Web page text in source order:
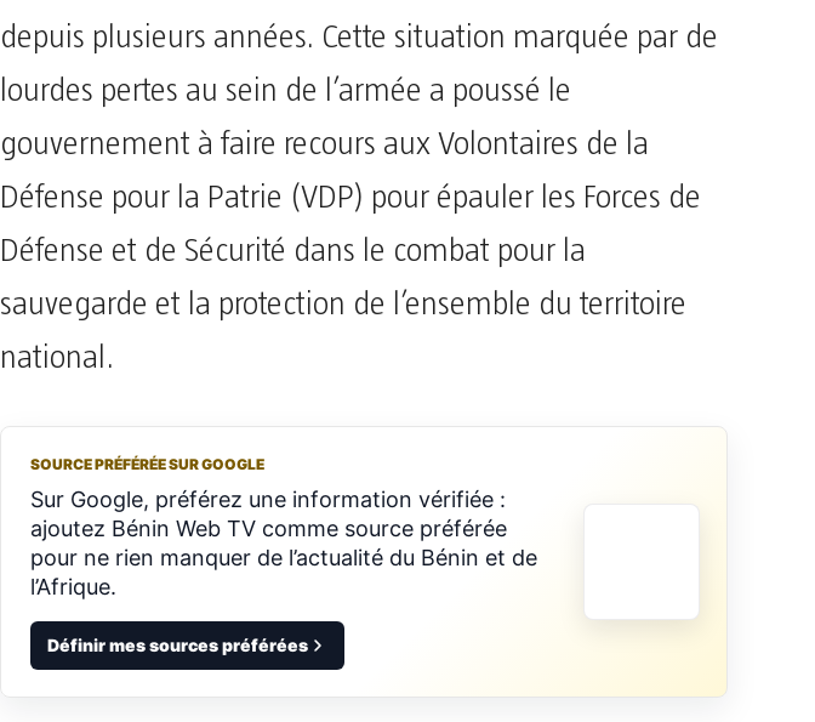
depuis plusieurs années. Cette situation marquée par de
lourdes pertes au sein de l’armée a poussé le
gouvernement à faire recours aux Volontaires de la
Défense pour la Patrie (VDP) pour épauler les Forces de
Défense et de Sécurité dans le combat pour la
sauvegarde et la protection de l’ensemble du territoire
national.
SOURCE PRÉFÉRÉE SUR GOOGLE
Sur Google, préférez une information vérifiée :
ajoutez Bénin Web TV comme source préférée
pour ne rien manquer de l’actualité du Bénin et de
l’Afrique.
Définir mes sources préférées